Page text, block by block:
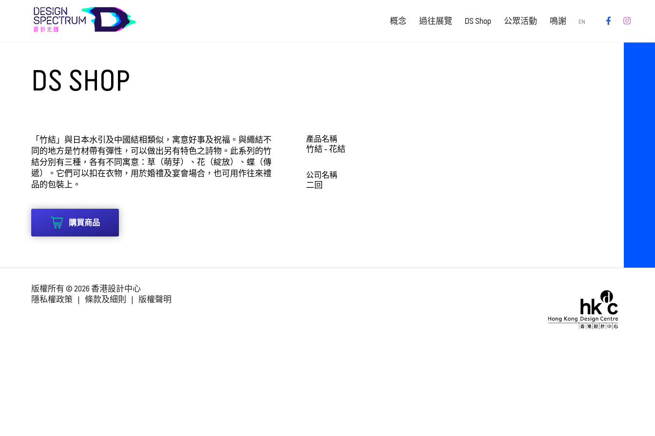
概念 過往展覽 DS Shop 公眾活動 鳴謝 EN
DS SHOP
「竹結」與日本水引及中國結相類似，寓意好事及祝福。與繩結不
同的地方是竹材帶有彈性，可以做出另有特色之詩物。此系列的竹
結分別有三種，各有不同寓意：草（萌芽）、花（綻放）、蝶（傳
遞）。它們可以扣在衣物，用於婚禮及宴會場合，也可用作往來禮
品的包裝上。
購買商品
產品名稱
竹結 - 花結
公司名稱
二回
版權所有 © 2026 香港設計中心
隱私權政策 | 條款及細則 | 版權聲明